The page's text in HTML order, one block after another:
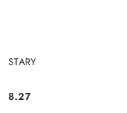
STARY
Cena:
8.27